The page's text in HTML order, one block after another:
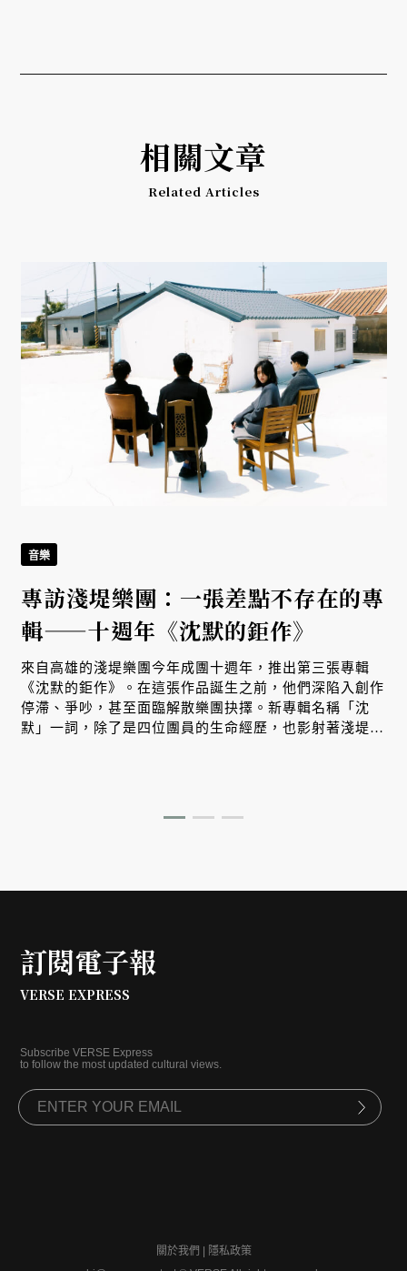
相關文章
Related Articles
音樂
專訪淺堤樂團：一張差點不存在的專
輯——十週年《沈默的鉅作》
來自高雄的淺堤樂團今年成團十週年，推出第三張專輯
《沈默的鉅作》。在這張作品誕生之前，他們深陷入創作
停滯、爭吵，甚至面臨解散樂團抉擇。新專輯名稱「沈
默」一詞，除了是四位團員的生命經歷，也影射著淺堤走
訂閱電子報
VERSE EXPRESS
Subscribe VERSE Express
to follow the most updated cultural views.
關於我們
隱私政策